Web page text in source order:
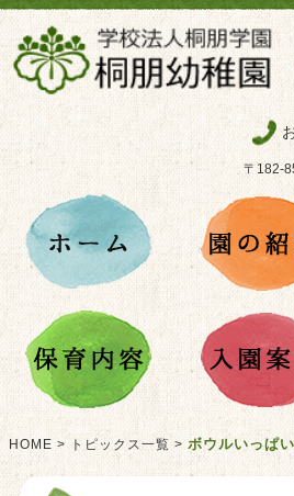
〒182-
HOME > トピックス一覧 > ボウルいっぱ